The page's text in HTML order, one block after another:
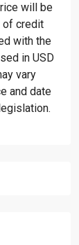
will be
of credit
with the
in USD
vary
and date